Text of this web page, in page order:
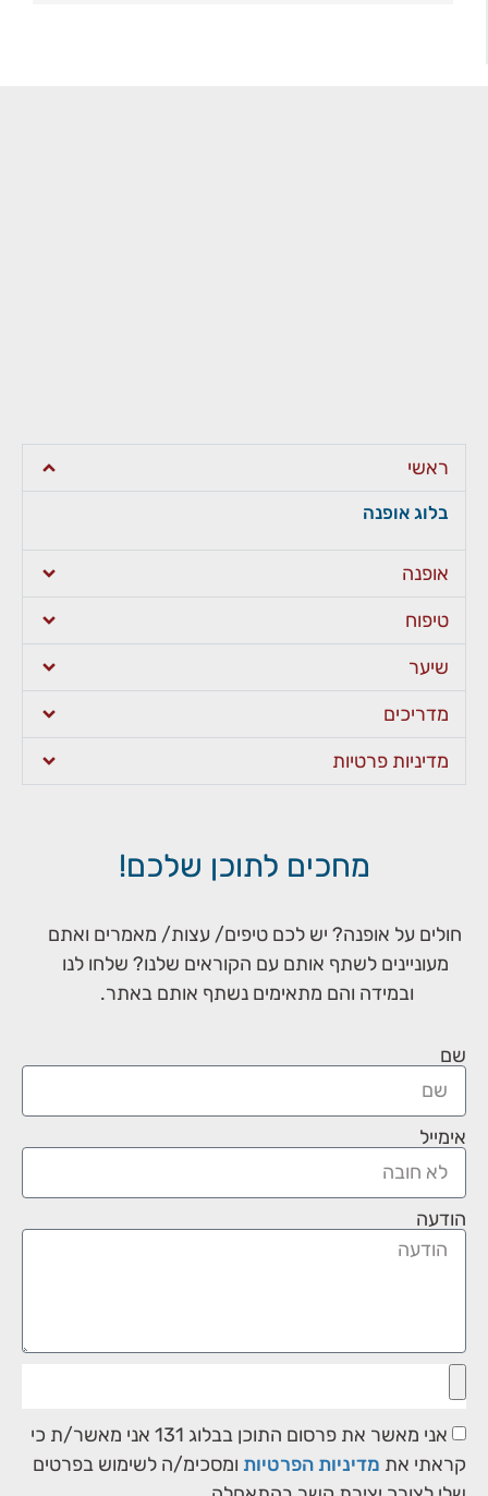
ראשי
בלוג אופנה
אופנה
טיפוח
שיער
מדריכים
מדיניות פרטיות
מחכים לתוכן שלכם!
חולים על אופנה? יש לכם טיפים/ עצות/ מאמרים ואתם
מעוניינים לשתף אותם עם הקוראים שלנו? שלחו לנו
ובמידה והם מתאימים נשתף אותם באתר.
שם
אימייל
הודעה
אני מאשר את פרסום התוכן בבלוג 131 אני מאשר/ת כי
קראתי את מדיניות הפרטיות ומסכימ/ה לשימוש בפרטים